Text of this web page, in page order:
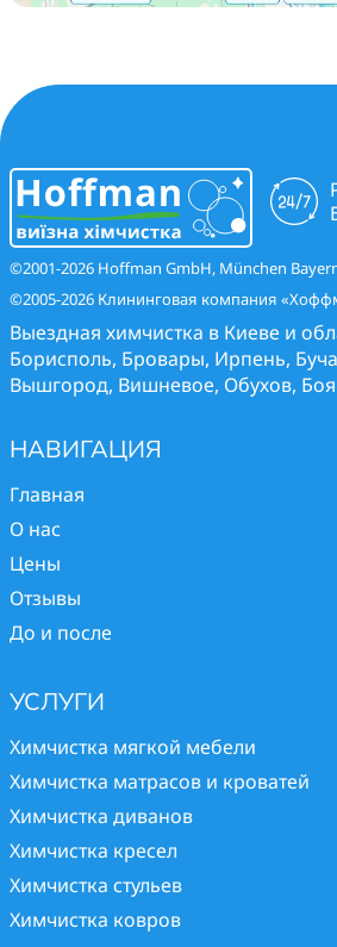
©2001-2026 Hoffman GmbH, München
©2005-2026 Клининговая компания
Выездная химчистка в Киеве и
Борисполь, Бровары, Ирпень, Буча
Вышгород, Вишневое, Обухов,
НАВИГАЦИЯ
Главная
О нас
Цены
Отзывы
До и после
УСЛУГИ
Химчистка мягкой мебели
Химчистка матрасов и кроватей
Химчистка диванов
Химчистка кресел
Химчистка стульев
Химчистка ковров